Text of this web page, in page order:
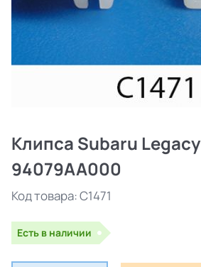
Клипса Subaru Legacy
94079AA000
Код товара:C1471
Есть в наличии